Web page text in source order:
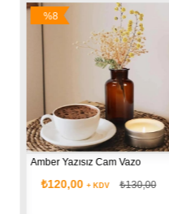
Amber Yazısız Cam Vazo
₺120,00+ KDV ₺130,00